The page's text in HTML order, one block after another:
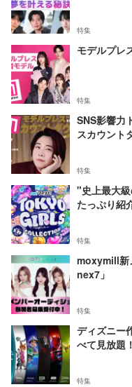
特集
モデルプレ
特集
SNS影響力
スカウント
特集
"史上最大
たっぷり紹
特集
moxymill新
nex7」
特集
ディズニー
べて見放題
特集